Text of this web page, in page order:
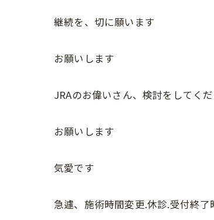
継続を、切に願います
お願いします
JRAのお偉いさん、検討をしてく
お願いします
気愛です
急遽、施術時間変更.休診.受付終